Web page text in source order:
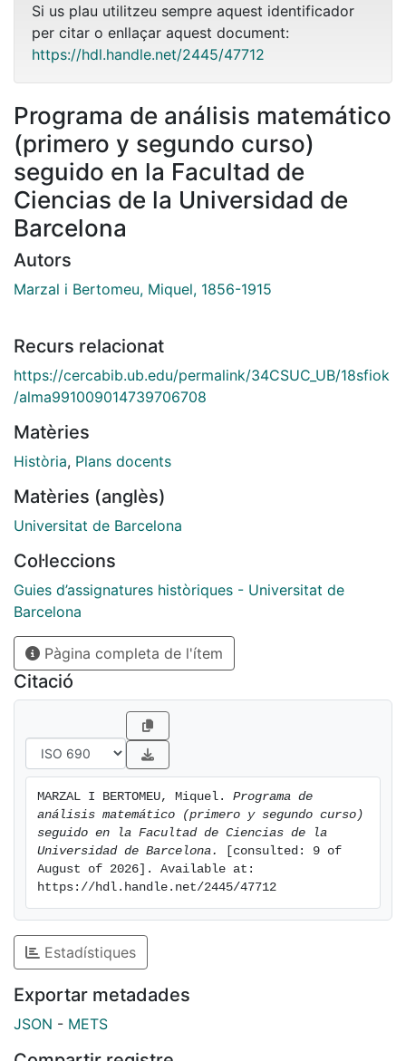
Si us plau utilitzeu sempre aquest identificador
per citar o enllaçar aquest document:
https://hdl.handle.net/2445/47712
Programa de análisis matemático
(primero y segundo curso)
seguido en la Facultad de
Ciencias de la Universidad de
Barcelona
Autors
Marzal i Bertomeu, Miquel, 1856-1915
Recurs relacionat
https://cercabib.ub.edu/permalink/34CSUC_UB/18sfiok
/alma991009014739706708
Matèries
Història, Plans docents
Matèries (anglès)
Universitat de Barcelona
Col·leccions
Guies d’assignatures històriques - Universitat de
Barcelona
Pàgina completa de l'ítem
Citació
MARZAL I BERTOMEU, Miquel. Programa de
análisis matemático (primero y segundo curso)
seguido en la Facultad de Ciencias de la
Universidad de Barcelona.
[consulted: 9 of
August of 2026]. Available at:
https://hdl.handle.net/2445/47712
Estadístiques
Exportar metadades
JSON - METS